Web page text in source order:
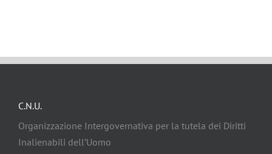
C.N.U.
Organizzazione Intergovernativa per la tutela dei Diritti
Inalienabili dell’Uomo